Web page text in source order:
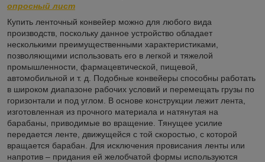
опросный лист
Купить ленточный конвейер можно для любого вида
производств, поскольку данное устройство обладает
несколькими преимущественными характеристиками,
позволяющими использовать его в легкой и тяжелой
промышленности, фармацевтической, пищевой,
автомобильной и т. д. Подобные конвейеры способны работать
в широком диапазоне рабочих условий и перемещать грузы по
горизонтали и под углом. В основе конструкции лежит лента,
изготовленная из прочного материала и натянутая на
барабаны, приводимые во вращение. Тянущее усилие
передается ленте, движущейся с той скоростью, с которой
вращается барабан. Для исключения провисания ленты или
напротив – придания ей желобчатой формы используются